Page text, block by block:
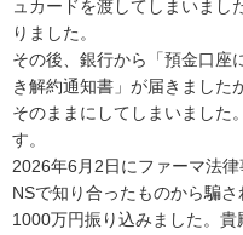
ュカードを渡してしまいまし
りました。
その後、銀行から「預金口座
き解約通知書」が届きました
そのままにしてしまいました
す。
2026年6月2日にファーマ法
NSで知り合ったものから騙
1000万円振り込みました。